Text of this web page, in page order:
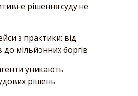
рішення суду не
з практики: від
до мільйонних боргів
уникають
рішень